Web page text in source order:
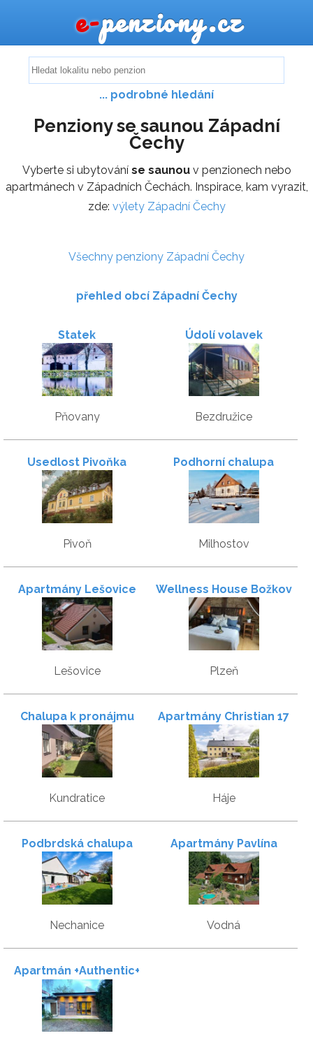
e-penziony.cz
... podrobné hledání
Penziony se saunou Západní
Čechy
Vyberte si ubytování se saunouv penzionech nebo
apartmánech v Západních Čechách. Inspirace, kam vyrazit,
zde: výlety Západní Čechy
Všechny penziony Západní Čechy
přehled obcí Západní Čechy
Statek
Pňovany
Údolí volavek
Bezdružice
Usedlost Pivoňka
Pivoň
Podhorní chalupa
Milhostov
Apartmány Lešovice
Lešovice
Wellness House Božkov
Plzeň
Chalupa k pronájmu
Kundratice
Apartmány Christian 17
Háje
Podbrdská chalupa
Nechanice
Apartmány Pavlína
Vodná
Apartmán +Authentic+